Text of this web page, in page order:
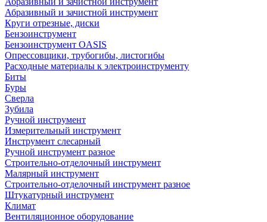
Абразивный и зачистной инструмент
Круги отрезные, диски
Бензоинструмент
Бензоинструмент OASIS
Опрессовщики, трубогибы, листогибы
Расходные материалы к электроинструменту
Биты
Буры
Сверла
Зубила
Ручной инструмент
Измерительный инструмент
Инструмент слесарный
Ручной инструмент разное
Строительно-отделочный инструмент
Малярный инструмент
Строительно-отделочный инструмент разное
Штукатурный инструмент
Климат
Вентиляционное оборудование